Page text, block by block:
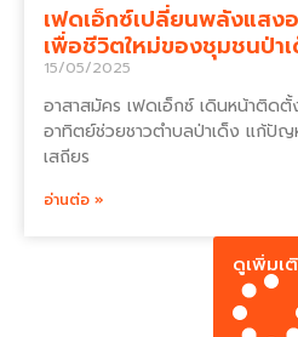
เฟดเอ็กซ์เปลี่ยนพลังแสง
เพื่อชีวิตใหม่ของชุมชนป่า
15/05/2025
อาสาสมัคร เฟดเอ็กซ์ เดินหน้าติด
อาทิตย์ช่วยชาวตำบลป่าเด็ง แก้ปัญ
เสถียร
อ่านต่อ »
ดูเพิ่มเ